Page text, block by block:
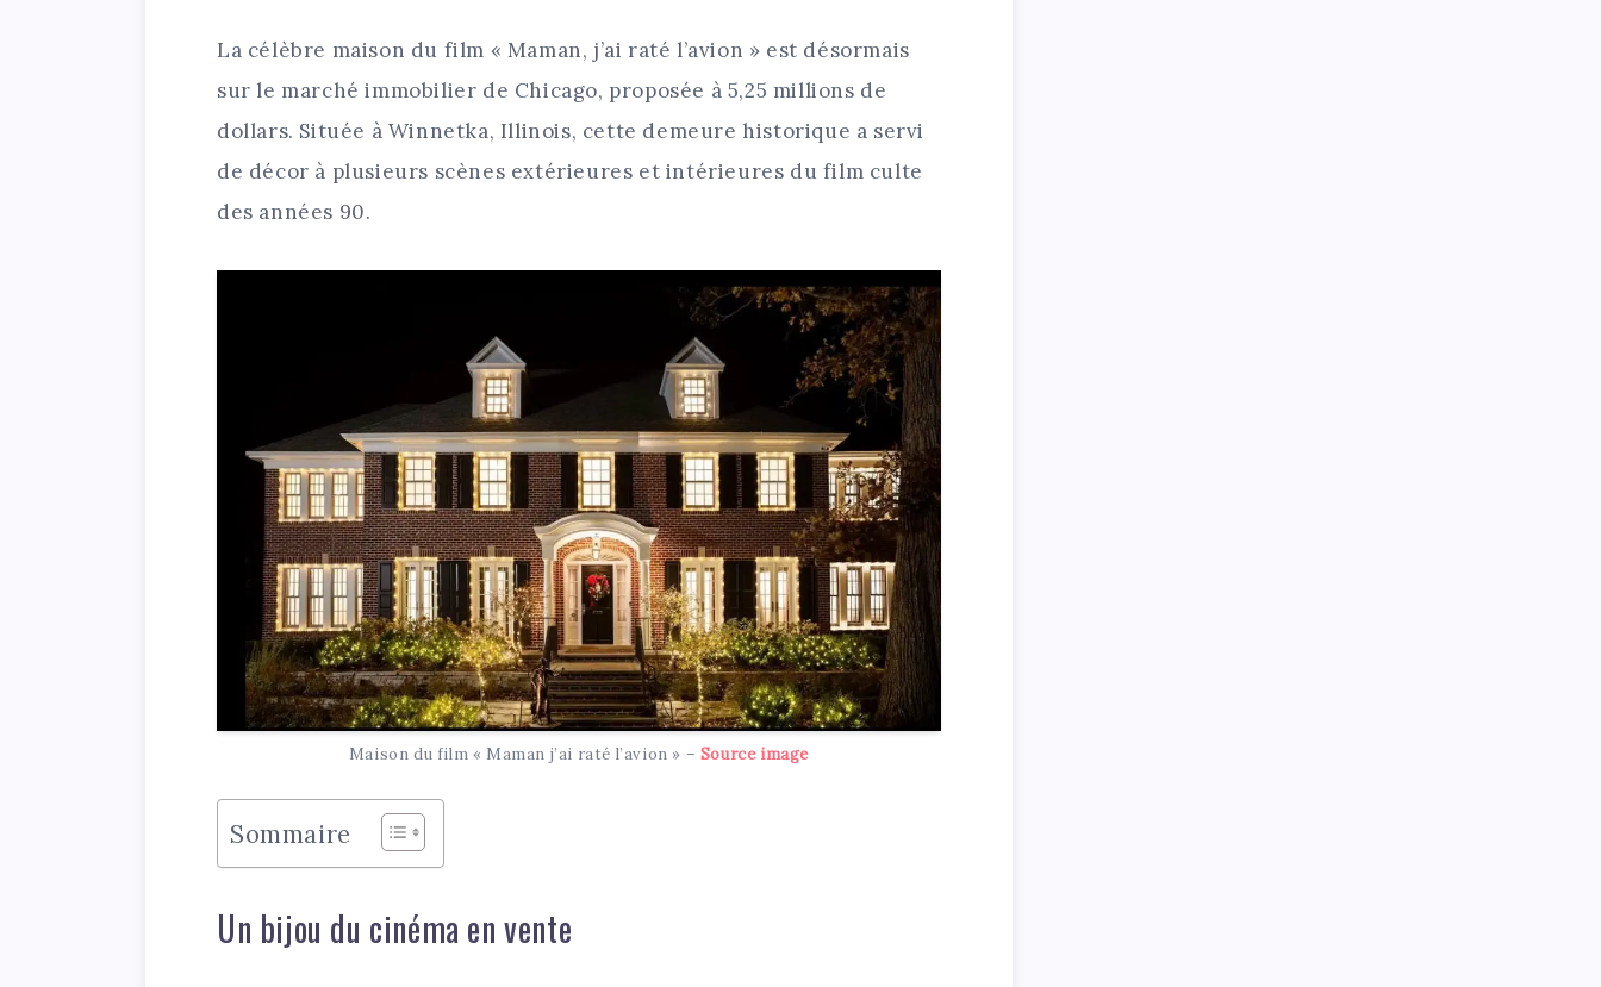
La célèbre maison du film « Maman, j’ai raté l’avion » est désormais
sur le marché immobilier de Chicago, proposée à 5,25 millions de
dollars. Située à Winnetka, Illinois, cette demeure historique a servi
de décor à plusieurs scènes extérieures et intérieures du film culte
des années 90.
Maison du film « Maman j’ai raté l’avion » – Source image
Sommaire
Un bijou du cinéma en vente